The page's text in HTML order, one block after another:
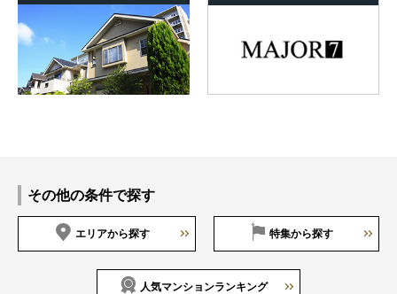
その他の条件で探す
エリアから探す 特集から探す
人気マンションランキング